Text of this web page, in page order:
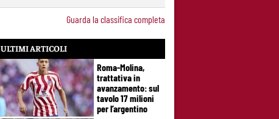
Guarda la classifica completa
ULTIMI ARTICOLI
Roma-Molina,
trattativa in
avanzamento: sul
tavolo 17 milioni
per l’argentino